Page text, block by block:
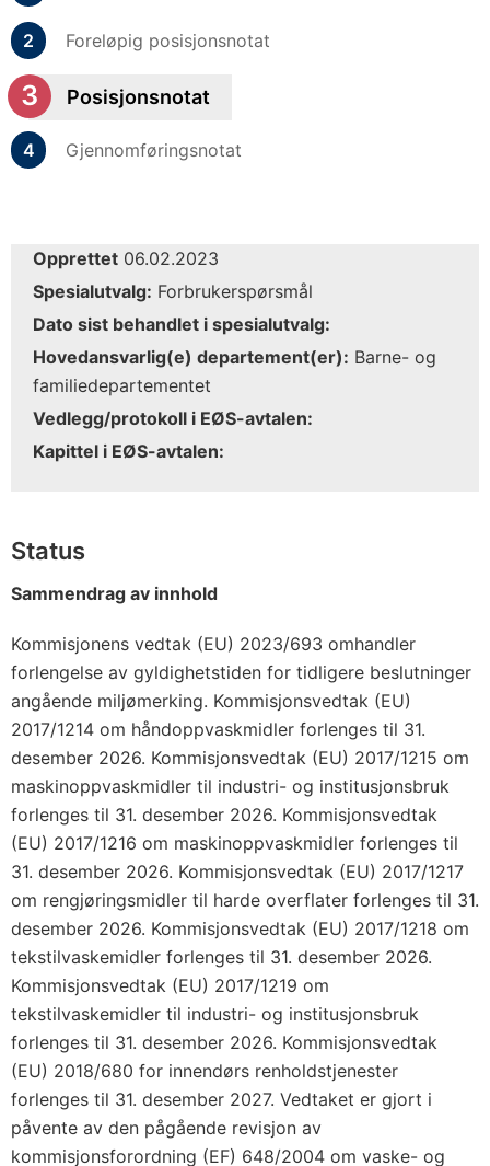
Foreløpig posisjonsnotat
Posisjonsnotat
Gjennomføringsnotat
Opprettet 06.02.2023
Spesialutvalg: Forbrukerspørsmål
Dato sist behandlet i spesialutvalg:
Hovedansvarlig(e) departement(er): Barne- og
familiedepartementet
Vedlegg/protokoll i EØS-avtalen:
Kapittel i EØS-avtalen:
Status
Sammendrag av innhold
Kommisjonens vedtak (EU) 2023/693 omhandler
forlengelse av gyldighetstiden for tidligere beslutninger
angående miljømerking. Kommisjonsvedtak (EU)
2017/1214 om håndoppvaskmidler forlenges til 31.
desember 2026. Kommisjonsvedtak (EU) 2017/1215 om
maskinoppvaskmidler til industri- og institusjonsbruk
forlenges til 31. desember 2026. Kommisjonsvedtak
(EU) 2017/1216 om maskinoppvaskmidler forlenges til
31. desember 2026. Kommisjonsvedtak (EU) 2017/1217
om rengjøringsmidler til harde overflater forlenges til 31.
desember 2026. Kommisjonsvedtak (EU) 2017/1218 om
tekstilvaskemidler forlenges til 31. desember 2026.
Kommisjonsvedtak (EU) 2017/1219 om
tekstilvaskemidler til industri- og institusjonsbruk
forlenges til 31. desember 2026. Kommisjonsvedtak
(EU) 2018/680 for innendørs renholdstjenester
forlenges til 31. desember 2027. Vedtaket er gjort i
påvente av den pågående revisjon av
kommisjonsforordning (EF) 648/2004 om vaske- og